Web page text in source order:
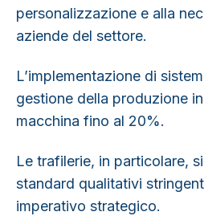
personalizzazione e alla
aziende del settore.
L’implementazione di
gestione della produzione
macchina fino al 20%.
Le trafilerie, in particolare,
standard qualitativi
imperativo strategico.